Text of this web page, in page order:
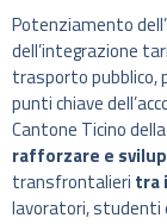
Potenziamento
dell’integrazione
trasporto pubblico,
punti chiave
Cantone Ticino
rafforzare e
transfrontalieri tra
lavoratori, studenti